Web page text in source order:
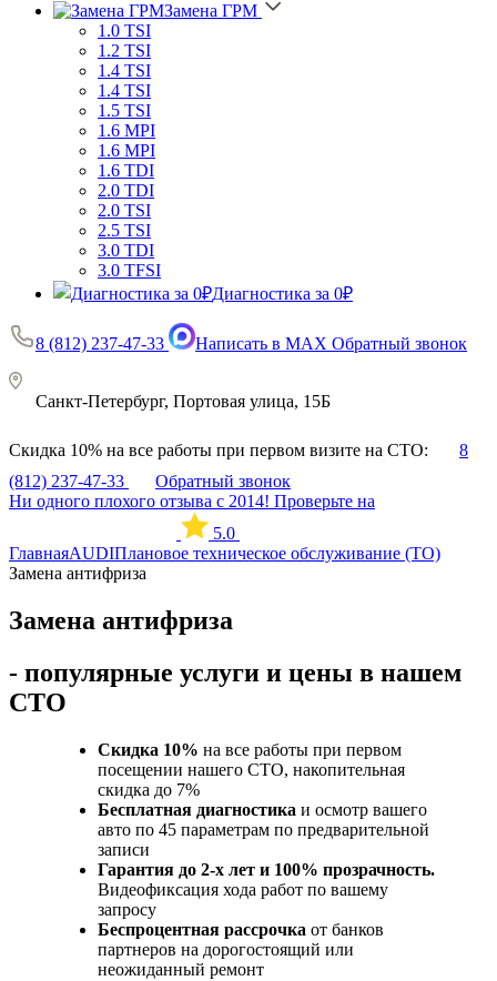
Замена ГРМ
1.0 TSI
1.2 TSI
1.4 TSI
1.4 TSI
1.5 TSI
1.6 MPI
1.6 MPI
1.6 TDI
2.0 TDI
2.0 TSI
2.5 TSI
3.0 TDI
3.0 TFSI
Диагностика за 0₽
8 (812) 237-47-33 Написать в MAX Обратный звонок
Санкт-Петербург, Портовая улица, 15Б
Скидка 10% на все работы при первом визите на СТО:
8
(812) 237-47-33
Обратный звонок
Ни одного плохого отзыва с 2014! Проверьте на
5.0
ГлавнаяAUDIПлановое техническое обслуживание (ТО)
Замена антифриза
Замена антифриза
- популярные услуги и цены в нашем
СТО
Скидка 10% на все работы при первом
посещении нашего СТО, накопительная
скидка до 7%
Бесплатная диагностика и осмотр вашего
авто по 45 параметрам по предварительной
записи
Гарантия до 2-х лет и 100% прозрачность.
Видеофиксация хода работ по вашему
запросу
Беспроцентная рассрочка от банков
партнеров на дорогостоящий или
неожиданный ремонт